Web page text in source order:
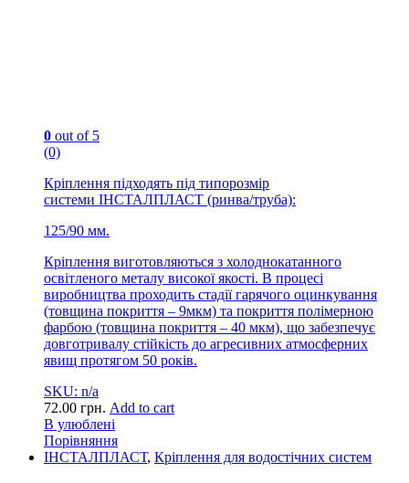
0 out of 5
(0)
Кріплення підходять під типорозмір
системи ІНСТАЛПЛАСТ (ринва/труба):
125/90 мм.
Кріплення виготовляються з холоднокатанного
освітленого металу високої якості. В процесі
виробництва проходить стадії гарячого оцинкування
(товщина покриття – 9мкм) та покриття полімерною
фарбою (товщина покриття – 40 мкм), що забезпечує
довготривалу стійкість до агресивних атмосферних
явищ протягом 50 років.
SKU: n/a
72.00 грн. Add to cart
В улюблені
Порівняння
ІНСТАЛПЛАСТ, Кріплення для водостічних систем